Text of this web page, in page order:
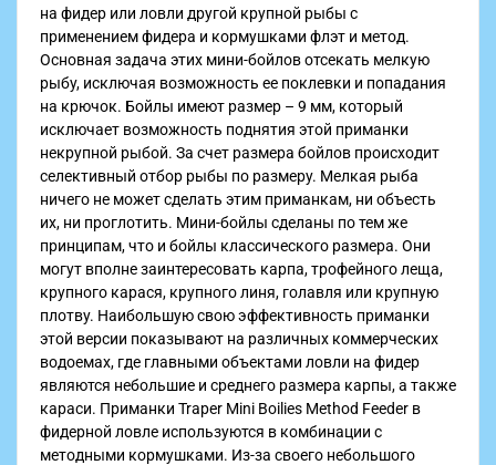
на фидер или ловли другой крупной рыбы с
применением фидера и кормушками флэт и метод.
Основная задача этих мини-бойлов отсекать мелкую
рыбу, исключая возможность ее поклевки и попадания
на крючок. Бойлы имеют размер – 9 мм, который
исключает возможность поднятия этой приманки
некрупной рыбой. За счет размера бойлов происходит
селективный отбор рыбы по размеру. Мелкая рыба
ничего не может сделать этим приманкам, ни объесть
их, ни проглотить. Мини-бойлы сделаны по тем же
принципам, что и бойлы классического размера. Они
могут вполне заинтересовать карпа, трофейного леща,
крупного карася, крупного линя, голавля или крупную
плотву. Наибольшую свою эффективность приманки
этой версии показывают на различных коммерческих
водоемах, где главными объектами ловли на фидер
являются небольшие и среднего размера карпы, а также
караси. Приманки Traper Mini Boilies Method Feeder в
фидерной ловле используются в комбинации с
методными кормушками. Из-за своего небольшого